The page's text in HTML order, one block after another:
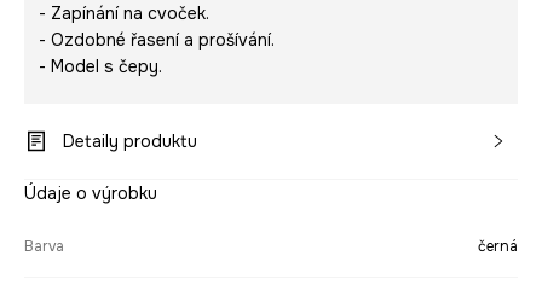
- Zapínání na cvoček.
- Ozdobné řasení a prošívání.
- Model s čepy.
Detaily produktu
Údaje o výrobku
Barva černá